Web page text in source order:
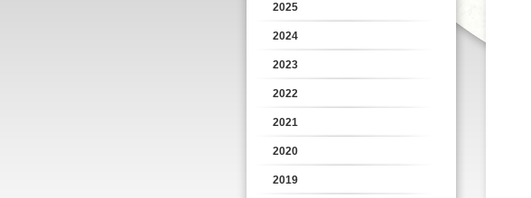
2025
2024
2023
2022
2021
2020
2019